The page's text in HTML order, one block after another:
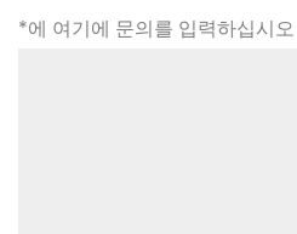
*에 여기에 문의를 입력하십시오